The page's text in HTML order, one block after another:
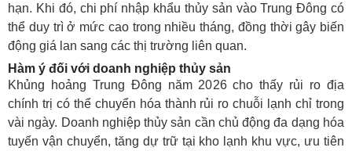
hạn. Khi đó, chi phí nhập khẩu thủy sản vào Trung Đông có
thể duy trì ở mức cao trong nhiều tháng, đồng thời gây biến
động giá lan sang các thị trường liên quan.
Hàm ý đối với doanh nghiệp thủy sản
Khủng hoảng Trung Đông năm 2026 cho thấy rủi ro địa
chính trị có thể chuyển hóa thành rủi ro chuỗi lạnh chỉ trong
vài ngày. Doanh nghiệp thủy sản cần chủ động đa dạng hóa
tuyến vận chuyển, tăng dự trữ tại kho lạnh khu vực, ưu tiên